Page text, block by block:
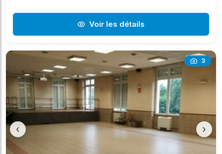
Voir les détails
3
‹ ›